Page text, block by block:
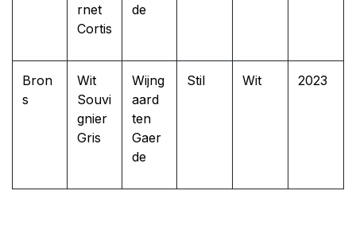
rnet
Cortis
de
Bron
s
Wit
Souvi
gnier
Gris
Wijng
aard
ten
Gaer
de
Stil Wit 2023